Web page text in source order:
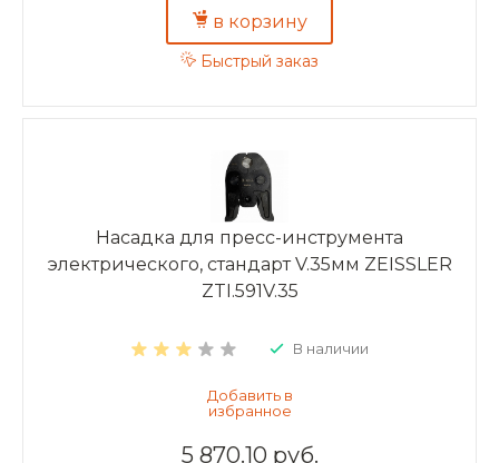
в корзину
Быстрый заказ
Насадка для пресс-инструмента
электрического, стандарт V.35мм ZEISSLER
ZTI.591V.35
В наличии
5 870.10 руб.